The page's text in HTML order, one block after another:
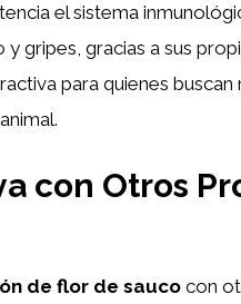
el sistema
gripes, gracias a sus
para quienes
con Otros
de flor de sauco con